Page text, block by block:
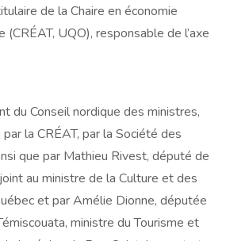
de la Chaire en économie
UQO), responsable de l’axe
du Conseil nordique des ministres,
la CRÉAT, par la Société des
que par Mathieu Rivest, député de
au ministre de la Culture et des
et par Amélie Dionne, députée
ministre du Tourisme et